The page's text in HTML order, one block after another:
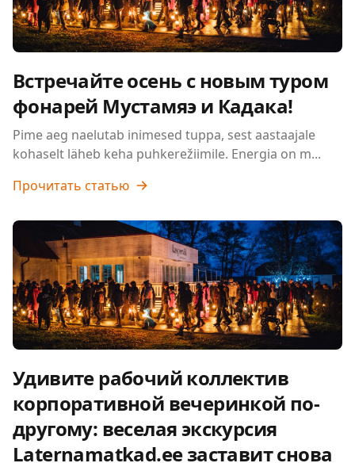
Встречайте осень с новым туром
фонарей Мустамяэ и Кадака!
Pime aeg naelutab inimesed tuppa, sest aastaajale
kohaselt läheb keha puhkerežiimile. Energia on m...
Прочитать статью
Удивите рабочий коллектив
корпоративной вечеринкой по-
другому: веселая экскурсия
Laternamatkad.ee заставит снова